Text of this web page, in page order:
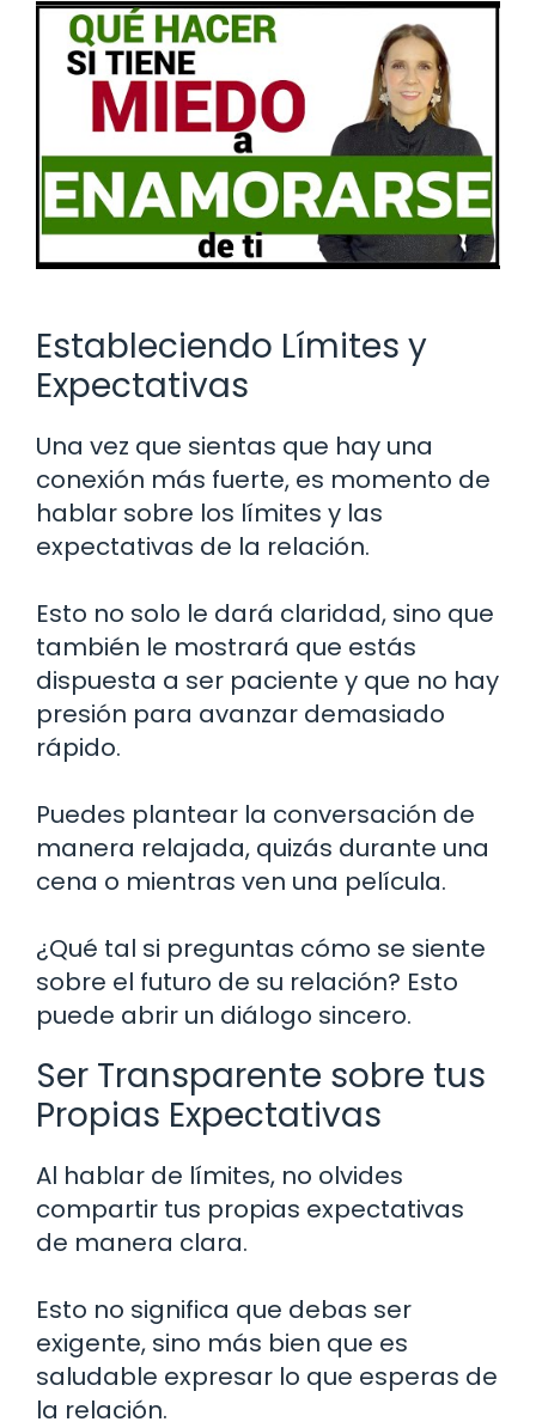
Estableciendo Límites y
Expectativas
Una vez que sientas que hay una
conexión más fuerte, es momento de
hablar sobre los límites y las
expectativas de la relación.
Esto no solo le dará claridad, sino que
también le mostrará que estás
dispuesta a ser paciente y que no hay
presión para avanzar demasiado
rápido.
Puedes plantear la conversación de
manera relajada, quizás durante una
cena o mientras ven una película.
¿Qué tal si preguntas cómo se siente
sobre el futuro de su relación? Esto
puede abrir un diálogo sincero.
Ser Transparente sobre tus
Propias Expectativas
Al hablar de límites, no olvides
compartir tus propias expectativas
de manera clara.
Esto no significa que debas ser
exigente, sino más bien que es
saludable expresar lo que esperas de
la relación.